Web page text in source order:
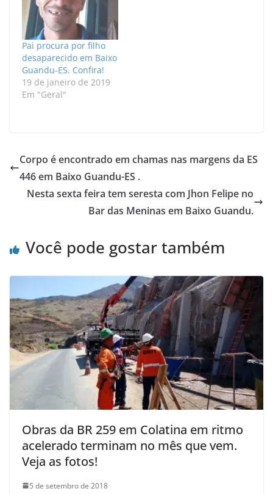
Pai procura por filho
desaparecido em Baixo
Guandu-ES. Confira!
19 de janeiro de 2019
Em "Geral"
Corpo é encontrado em chamas nas margens da ES
446 em Baixo Guandu-ES .
Nesta sexta feira tem seresta com Jhon Felipe no
Bar das Meninas em Baixo Guandu.
Você pode gostar também
Obras da BR 259 em Colatina em ritmo
acelerado terminam no mês que vem.
Veja as fotos!
5 de setembro de 2018